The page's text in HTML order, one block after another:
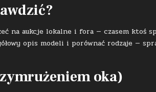
na aukcje lokalne i fora — czasem ktoś
opis modeli i porównać rodzaje —
oka)